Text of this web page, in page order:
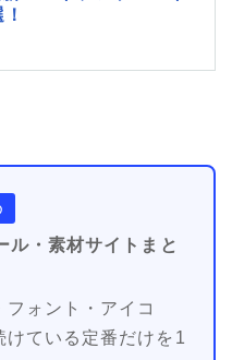
ル・素材サイトまと
ォント・アイコ
けている定番だけを1